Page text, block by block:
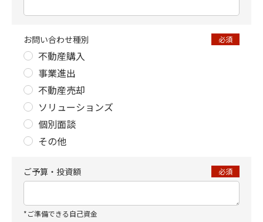
お問い合わせ種別 必須
不動産購入
事業進出
不動産売却
ソリューションズ
個別面談
その他
ご予算・投資額 必須
*ご準備できる自己資金